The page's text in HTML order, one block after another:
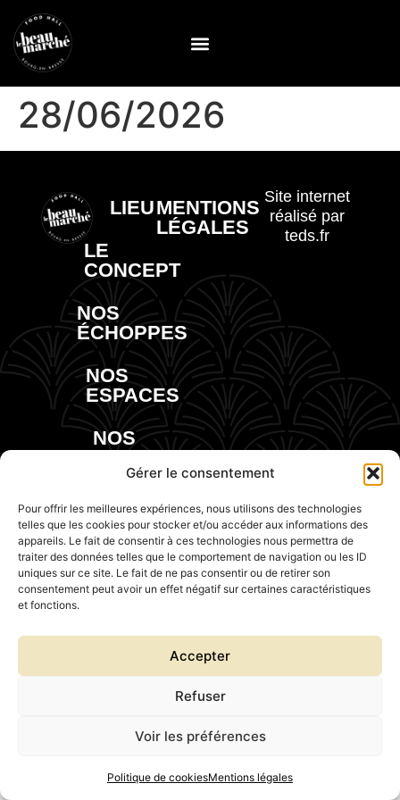
Gérer le consentement
Pour offrir les meilleures expériences, nous utilisons des technologies
telles que les cookies pour stocker et/ou accéder aux informations des
appareils. Le fait de consentir à ces technologies nous permettra de
traiter des données telles que le comportement de navigation ou les ID
uniques sur ce site. Le fait de ne pas consentir ou de retirer son
consentement peut avoir un effet négatif sur certaines caractéristiques
et fonctions.
Accepter
Refuser
Voir les préférences
Politique de cookiesMentions légales
28/06/2026
LIEU
LE
CONCEPT
NOS
ÉCHOPPES
NOS
ESPACES
NOS
EVENTS
MENTIONS
LÉGALES
Site internet
réalisé par
teds.fr